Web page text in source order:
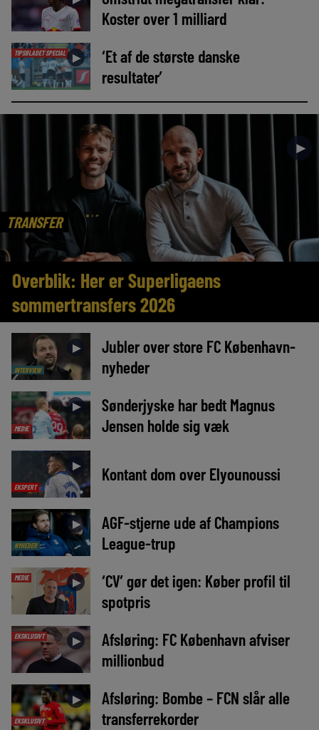
Koster over 1 milliard
TIPSBLADET SPECIAL ►
‘Et af de største danske
resultater’
TRANSFER
►
Overblik: Her er Superligaens
sommertransfers 2026
INTERVIEW
►
Jubler over store FC København-
nyheder
MEDIE
►
Sønderjyske har bedt Magnus
Jensen holde sig væk
EKSPERT
► Kontant dom over Elyounoussi
NYHEDER
►
AGF-stjerne ude af Champions
League-trup
MEDIE ►
‘CV’ gør det igen: Køber profil til
spotpris
EKSKLUSIVT ►
Afsløring: FC København afviser
millionbud
EKSKLUSIVT
►
Afsløring: Bombe – FCN slår alle
transferrekorder